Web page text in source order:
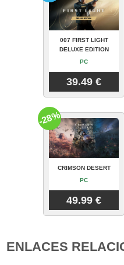
007 FIRST LIGHT
DELUXE EDITION
PC
39.49 €
CRIMSON DESERT
PC
49.99 €
-28%
ENLACES